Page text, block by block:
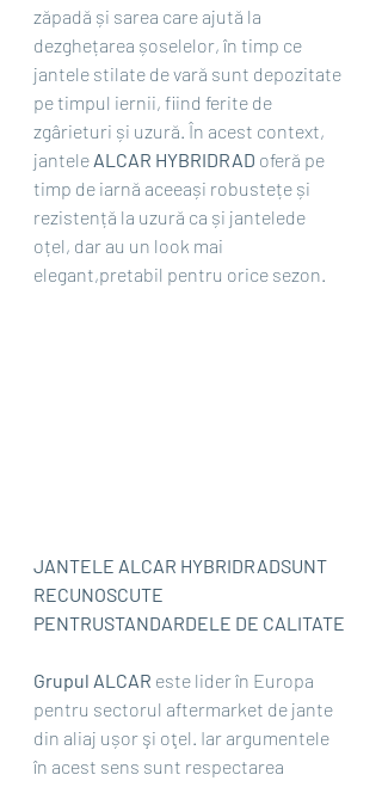
zăpadă și sarea care ajută la
dezghețarea șoselelor, în timp ce
jantele stilate de vară sunt depozitate
pe timpul iernii, fiind ferite de
zgârieturi și uzură. În acest context,
jantele ALCAR HYBRIDRAD oferă pe
timp de iarnă aceeași robustețe și
rezistență la uzură ca și jantelede
oțel, dar au un look mai
elegant,pretabil pentru orice sezon.
JANTELE ALCAR HYBRIDRADSUNT
RECUNOSCUTE
PENTRUSTANDARDELE DE CALITATE
Grupul ALCAR este lider în Europa
pentru sectorul aftermarket de jante
din aliaj ușor şi oţel. Iar argumentele
în acest sens sunt respectarea